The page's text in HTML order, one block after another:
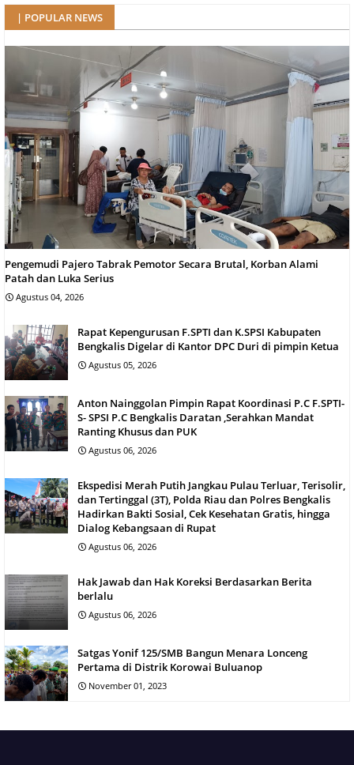
| POPULAR NEWS
Pengemudi Pajero Tabrak Pemotor Secara Brutal, Korban Alami
Patah dan Luka Serius
Agustus 04, 2026
Rapat Kepengurusan F.SPTI dan K.SPSI Kabupaten
Bengkalis Digelar di Kantor DPC Duri di pimpin Ketua
Agustus 05, 2026
Anton Nainggolan Pimpin Rapat Koordinasi P.C F.SPTI-
S- SPSI P.C Bengkalis Daratan ,Serahkan Mandat
Ranting Khusus dan PUK
Agustus 06, 2026
Ekspedisi Merah Putih Jangkau Pulau Terluar, Terisolir,
dan Tertinggal (3T), Polda Riau dan Polres Bengkalis
Hadirkan Bakti Sosial, Cek Kesehatan Gratis, hingga
Dialog Kebangsaan di Rupat
Agustus 06, 2026
Hak Jawab dan Hak Koreksi Berdasarkan Berita
berlalu
Agustus 06, 2026
Satgas Yonif 125/SMB Bangun Menara Lonceng
Pertama di Distrik Korowai Buluanop
November 01, 2023